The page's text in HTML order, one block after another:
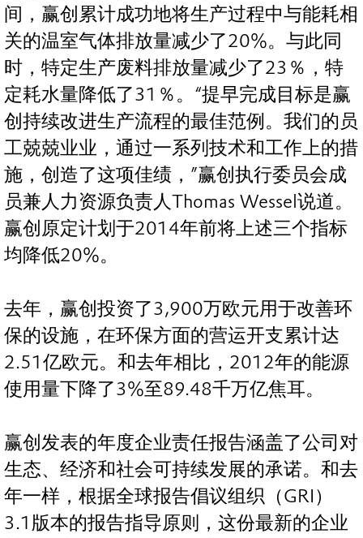
间，赢创累计成功地将生产过程中与能耗相
关的温室气体排放量减少了20%。与此同
时，特定生产废料排放量减少了23％，特
定耗水量降低了31％。“提早完成目标是赢
创持续改进生产流程的最佳范例。我们的员
工兢兢业业，通过一系列技术和工作上的措
施，创造了这项佳绩，”赢创执行委员会成
员兼人力资源负责人Thomas Wessel说道。
赢创原定计划于2014年前将上述三个指标
均降低20%。
去年，赢创投资了3,900万欧元用于改善环
保的设施，在环保方面的营运开支累计达
2.51亿欧元。和去年相比，2012年的能源
使用量下降了3%至89.48千万亿焦耳。
赢创发表的年度企业责任报告涵盖了公司对
生态、经济和社会可持续发展的承诺。和去
年一样，根据全球报告倡议组织（GRI）
3.1版本的报告指导原则，这份最新的企业